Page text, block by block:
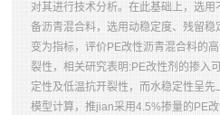
对其进行技术分析。在此基础上，选用
备沥青混合料，选用动稳定度、残留
变为指标，评价PE改性沥青混合料的
裂性，相关研究表明:PE改性剂的掺入
定性及低温抗开裂性，而水稳定性呈
模型计算，推jian采用4.5%掺量的PE